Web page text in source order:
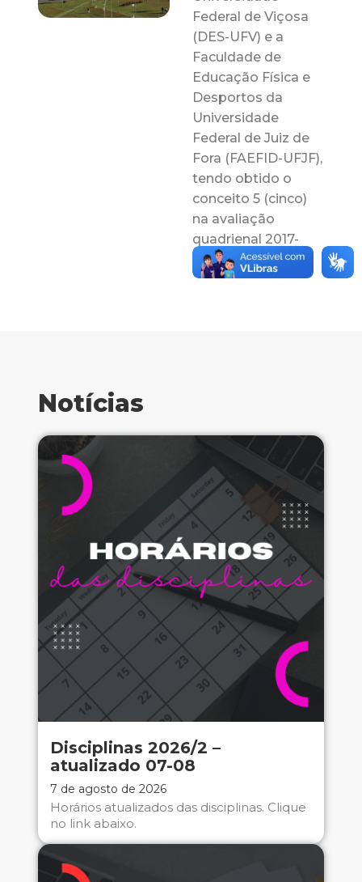
Federal de Viçosa
(DES-UFV) e a
Faculdade de
Educação Física e
Desportos da
Universidade
Federal de Juiz de
Fora (FAEFID-UFJF),
tendo obtido o
conceito 5 (cinco)
na avaliação
quadrienal 2017-
2020 da CAPES.
Notícias
Disciplinas 2026/2 –
atualizado 07-08
7 de agosto de 2026
Horários atualizados das disciplinas. Clique
no link abaixo.